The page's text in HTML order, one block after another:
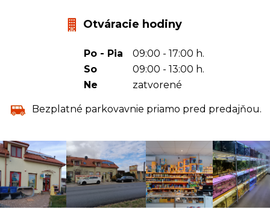
Otváracie hodiny
Po - Pia
09:00 - 17:00 h.
So
09:00 - 13:00 h.
Ne
zatvorené
Bezplatné parkovavnie priamo pred predajňou.